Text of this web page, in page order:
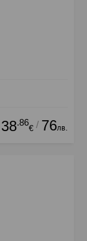
38.86
€ / 76лв.